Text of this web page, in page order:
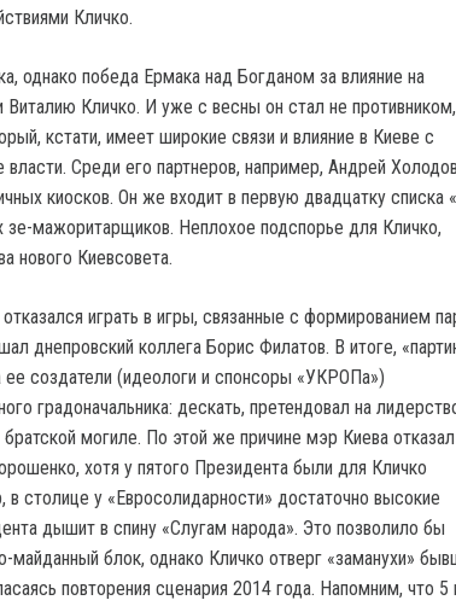
Кличко.
однако победа Ермака над Богданом за влияние на
Кличко. И уже с весны он стал не
кстати, имеет широкие связи и влияние в Киеве с
власти. Среди его партнеров, например, Андрей
киосков. Он же входит в первую двадцатку списка
зе-мажоритарщиков. Неплохое подспорье для Кличко,
нового Киевсовета.
играть в игры, связанные с формированием
днепровский коллега Борис Филатов. В итоге,
ее создатели (идеологи и спонсоры «УКРОПа»)
градоначальника: дескать, претендовал на
могиле. По этой же причине мэр Киева
хотя у пятого Президента были для Кличко
столице у «Евросолидарности» достаточно высокие
дышит в спину «Слугам народа». Это позволило бы
майданный блок, однако Кличко отверг «заманухи»
повторения сценария 2014 года. Напомним, что 5